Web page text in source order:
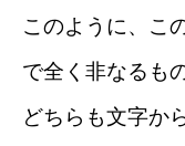
このように、こ
で全く非なるも
どちらも文字か